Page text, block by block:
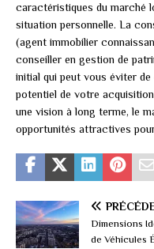
caractéristiques du marché
situation personnelle. La
(agent immobilier
conseiller en gestion de
initial qui peut vous éviter
potentiel de votre
une vision à long terme, le
opportunités attractives
Dimensions
de Véhicules